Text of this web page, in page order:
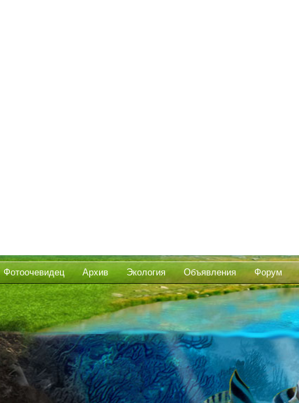
Фотоочевидец Архив Экология Объявления Форум